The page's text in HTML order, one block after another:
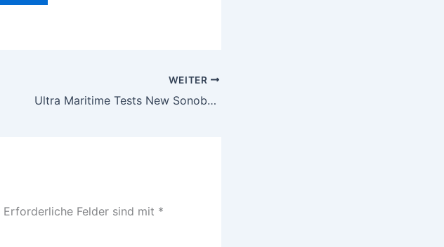
WEITER
Ultra Maritime Tests New Sonobuoy for UK Undersea Warfare Program
Erforderliche Felder sind mit *